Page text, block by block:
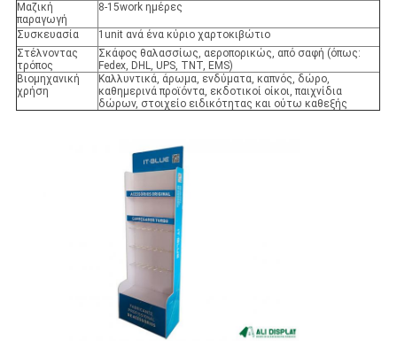
Μαζική
παραγωγή
8-15work ημέρες
Συσκευασία
1unit ανά ένα κύριο χαρτοκιβώτιο
Στέλνοντας
τρόπος
Σκάφος θαλασσίως, αεροπορικώς, από σαφή (όπως:
Fedex, DHL, UPS, TNT, EMS)
Βιομηχανική
χρήση
Καλλυντικά, άρωμα, ενδύματα, καπνός, δώρο,
καθημερινά προϊόντα, εκδοτικοί οίκοι, παιχνίδια
δώρων, στοιχείο ειδικότητας και ούτω καθεξής